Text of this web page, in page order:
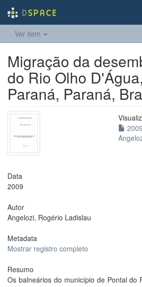
Ver item
Migração da
do Rio Olho
Paraná, Paraná,
Data
2009
Autor
Angelozi, Rogério Ladislau
Metadata
Mostrar registro completo
Resumo
Os balneários do município de Pontal do